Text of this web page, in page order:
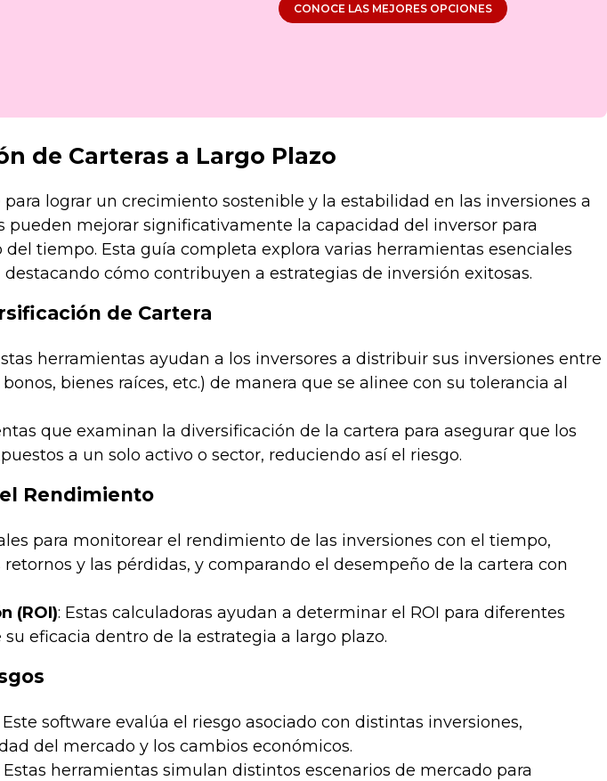
CONOCE LAS MEJORES OPCIONES
de Carteras a Largo Plazo
lograr un crecimiento sostenible y la estabilidad en las inversiones a
pueden mejorar significativamente la capacidad del inversor para
tiempo. Esta guía completa explora varias herramientas esenciales
cómo contribuyen a estrategias de inversión exitosas.
de Cartera
herramientas ayudan a los inversores a distribuir sus inversiones entre
bienes raíces, etc.) de manera que se alinee con su tolerancia al
que examinan la diversificación de la cartera para asegurar que los
a un solo activo o sector, reduciendo así el riesgo.
Rendimiento
para monitorear el rendimiento de las inversiones con el tiempo,
y las pérdidas, y comparando el desempeño de la cartera con
(ROI): Estas calculadoras ayudan a determinar el ROI para diferentes
eficacia dentro de la estrategia a largo plazo.
Este software evalúa el riesgo asociado con distintas inversiones,
del mercado y los cambios económicos.
Estas herramientas simulan distintos escenarios de mercado para